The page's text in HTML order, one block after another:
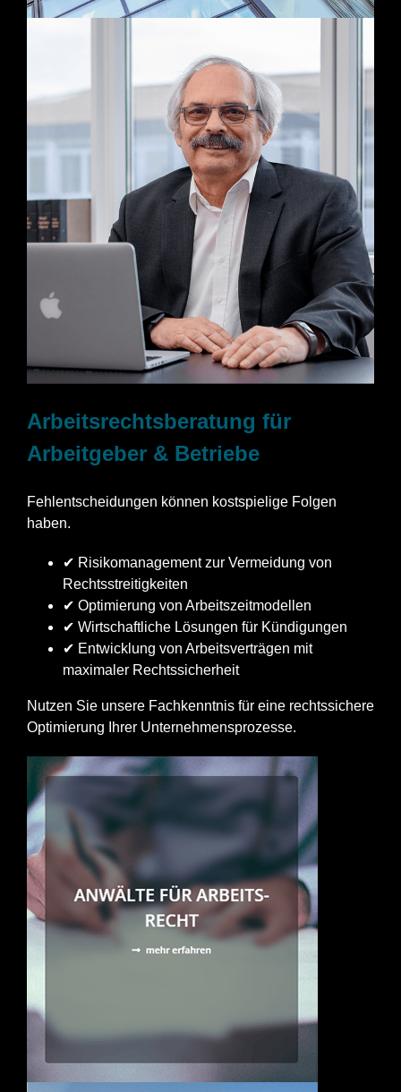
Arbeitsrechtsberatung für
Arbeitgeber & Betriebe
Fehlentscheidungen können kostspielige Folgen
haben.
✔ Risikomanagement zur Vermeidung von
Rechtsstreitigkeiten
✔ Optimierung von Arbeitszeitmodellen
✔ Wirtschaftliche Lösungen für Kündigungen
✔ Entwicklung von Arbeitsverträgen mit
maximaler Rechtssicherheit
Nutzen Sie unsere Fachkenntnis für eine rechtssichere
Optimierung Ihrer Unternehmensprozesse.